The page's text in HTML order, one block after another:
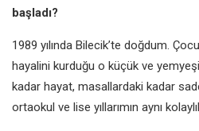
başladı?
1989 yılında Bilecik’te doğdum.
hayalini kurduğu o küçük ve
kadar hayat, masallardaki kadar
ortaokul ve lise yıllarımın aynı